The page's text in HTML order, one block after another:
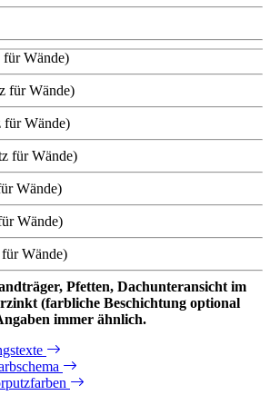
Wände)
für Wände)
für Wände)
für Wände)
Wände)
Wände)
Wände)
Pfetten, Dachunteransicht im
(farbliche Beschichtung optional
immer ähnlich.